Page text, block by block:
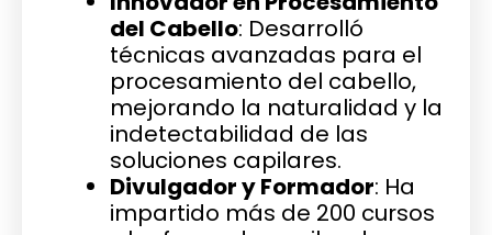
del Cabello: Desarrolló
técnicas avanzadas para el
procesamiento del cabello,
mejorando la naturalidad y la
indetectabilidad de las
soluciones capilares.
Divulgador y Formador: Ha
impartido más de 200 cursos